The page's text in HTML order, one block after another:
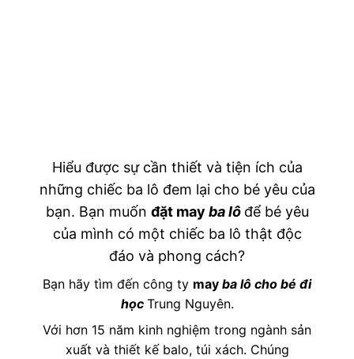
Hiểu được sự cần thiết và tiện ích của
những chiếc ba lô đem lại cho bé yêu của
bạn. Bạn muốn đặt may ba lô để bé yêu
của mình có một chiếc ba lô thật độc
đáo và phong cách?
Bạn hãy tìm đến công ty may ba lô cho bé đi
học Trung Nguyên.
Với hơn 15 năm kinh nghiệm trong ngành sản
xuất và thiết kế balo, túi xách. Chúng